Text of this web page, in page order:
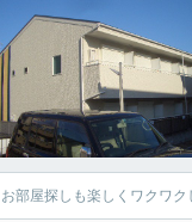
お部屋探しも楽しくワクワ